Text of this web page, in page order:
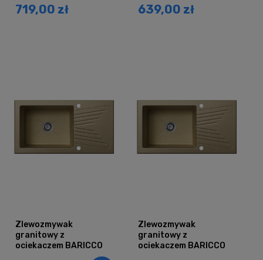
719,00 zł 639,00 zł
Zlewozmywak
granitowy z
ociekaczem BARICCO
Zlewozmywak
granitowy z
ociekaczem BARICCO